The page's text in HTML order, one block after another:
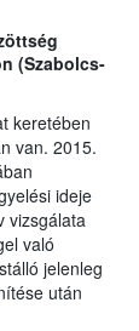
(Szabolcs-
keretében
van. 2015.
ideje
vizsgálata
való
jelenleg
után